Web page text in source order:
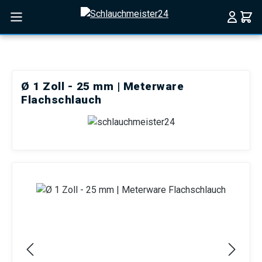
Zum Hauptinhalt springen
Ø 1 Zoll - 25 mm | Meterware
Flachschlauch